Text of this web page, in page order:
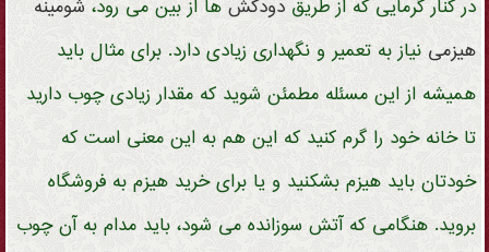
در کنار گرمایی که از طریق دودکشها از بین می رود، شومینه
هیزمی نیاز به تعمیر و نگهداری زیادی دارد. برای مثال باید
همیشه از این مسئله مطمئن شوید که مقدار زیادی چوب دارید
تا خانه خود را گرم کنید که این هم به این معنی است که
خودتان باید هیزم بشکنید و یا برای خرید هیزم به فروشگاه
بروید. هنگامی که آتش سوزانده می شود، باید مدام به آن چوب